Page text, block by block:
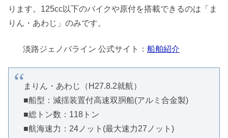
ります。125cc以下のバイクや原付を搭載できるのは「ま
りん・あわじ」のみです。
淡路ジェノバライン 公式サイト：船舶紹介
まりん・あわじ（H27.8.2就航）
■船型：減揺装置付高速双胴船(アルミ合金製)
■総トン数：118トン
■航海速力：24ノット(最大速力27ノット)